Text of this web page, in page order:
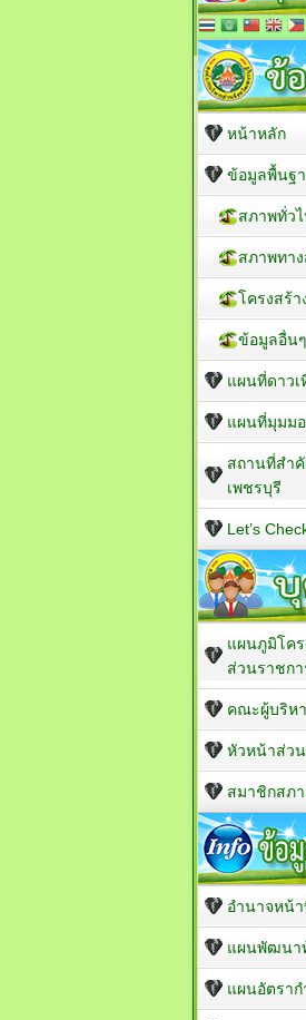
หน้าหลัก
ข้อมูลพื้นฐ
สภาพทั่ว
สภาพทา
โครงสร้
ข้อมูลอื่นๆ
แผนที่ดาวเ
แผนที่มุมม
สถานที่สำ
เพชรบุรี
Let’s
แผนภูมิโคร
ส่วนราชกา
คณะผู้บริห
หัวหน้าส่ว
สมาชิกสภา
อำนาจหน้
แผนพัฒนา
แผนอัตราก